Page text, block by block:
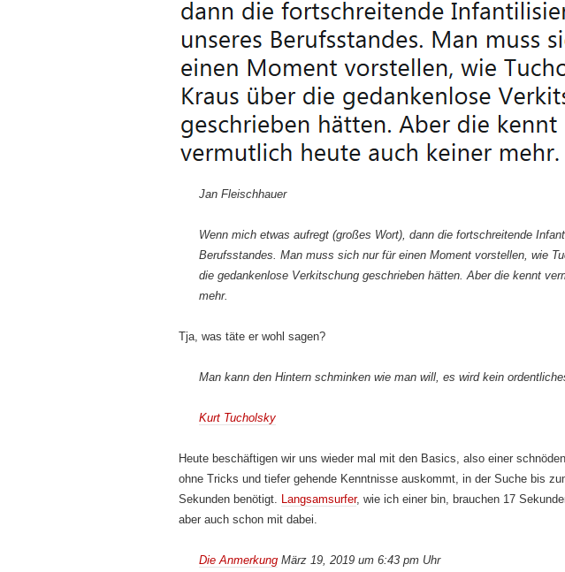
Jan Fleischhauer
Wenn mich etwas aufregt (großes Wort), dann die fortschreitende
Berufsstandes. Man muss sich nur für einen Moment vorstellen, wie
die gedankenlose Verkitschung geschrieben hätten. Aber die kennt
mehr.
Tja, was täte er wohl sagen?
Man kann den Hintern schminken wie man will, es wird kein
Kurt Tucholsky
Heute beschäftigen wir uns wieder mal mit den Basics, also einer
ohne Tricks und tiefer gehende Kenntnisse auskommt, in der Suche bis
Sekunden benötigt. Langsamsurfer, wie ich einer bin, brauchen 17
aber auch schon mit dabei.
Die Anmerkung März 19, 2019 um 6:43 pm Uhr